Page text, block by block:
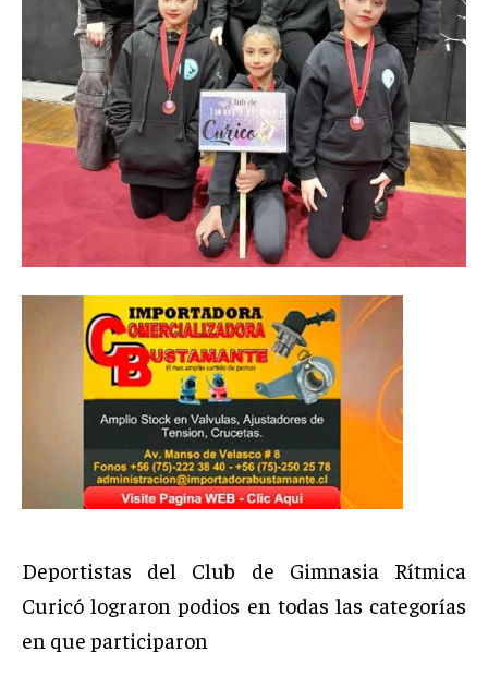
Deportistas del Club de Gimnasia Rítmica
Curicó lograron podios en todas las categorías
en que participaron